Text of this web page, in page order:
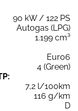
90 kW / 122 PS
Autogas (LPG)
1.199 cm³
Euro6
4 (Green)
7,2 l/100km
116 g/km
D